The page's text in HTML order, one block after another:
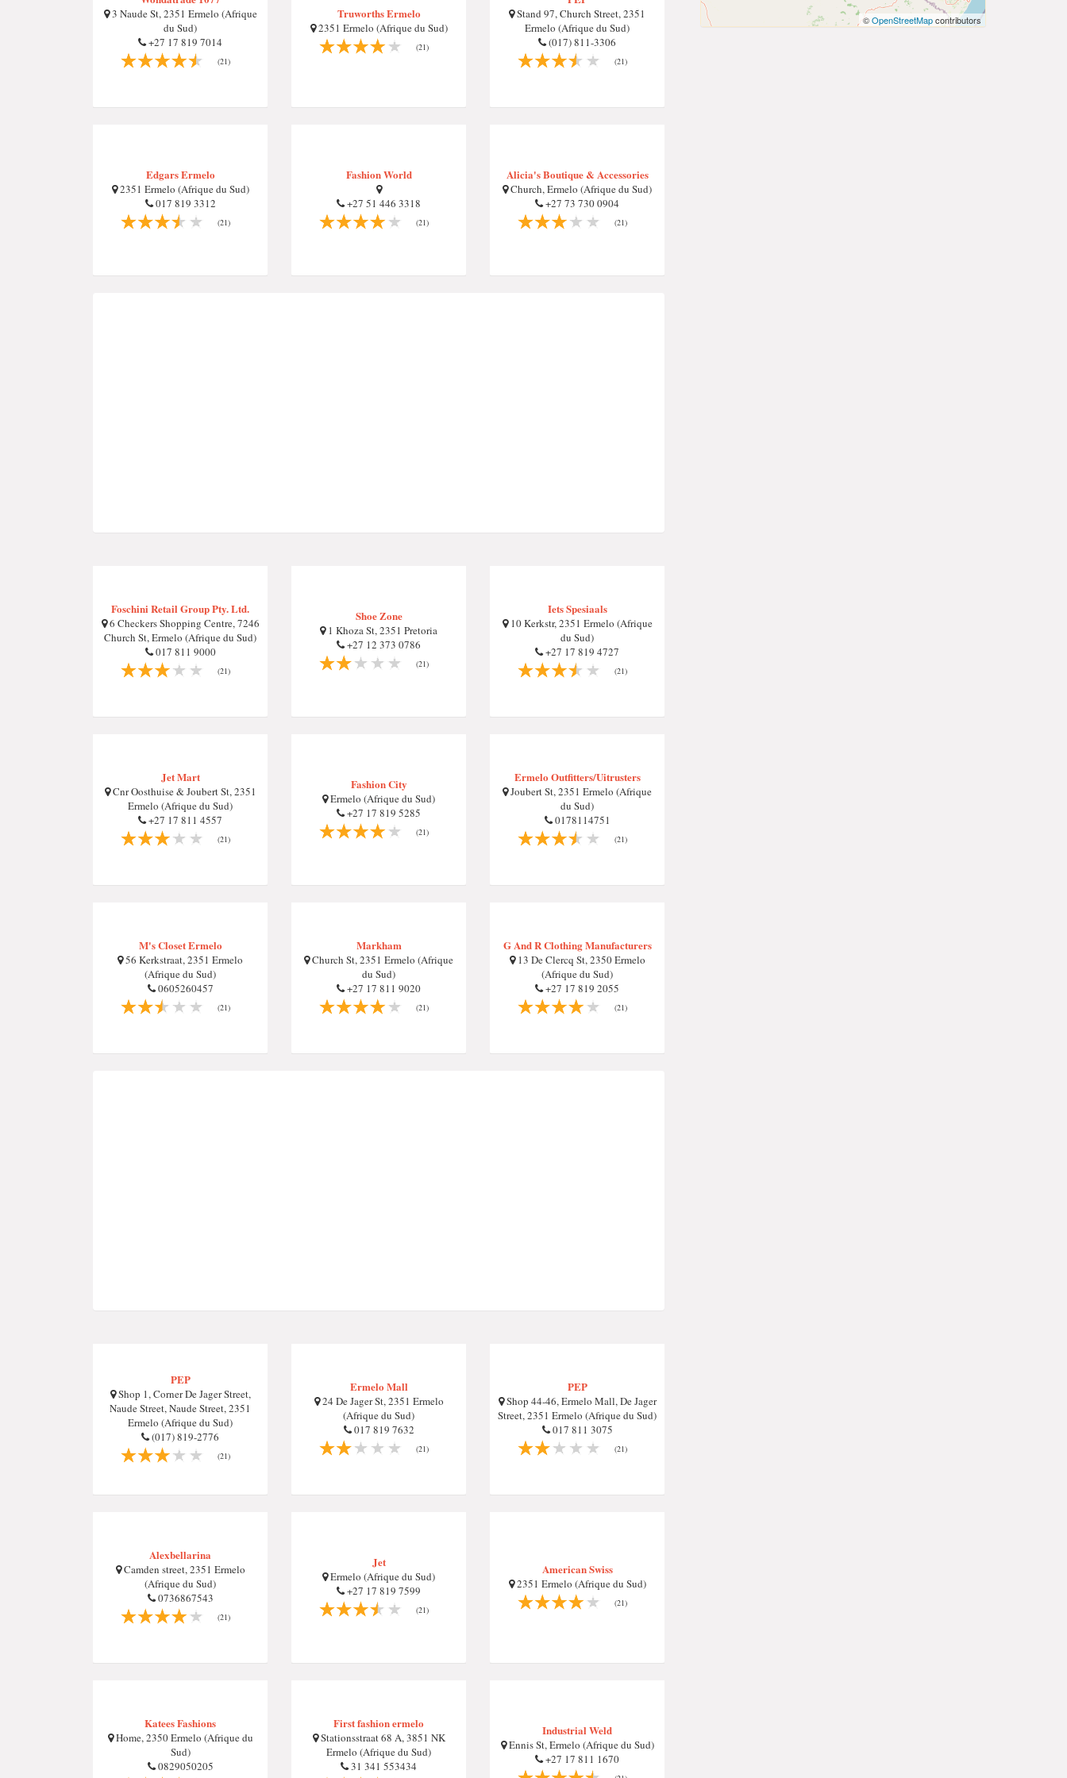
3 Naude St, 2351 Ermelo (Afrique
du Sud)
+27 17 819 7014
(21)
Truworths Ermelo
2351 Ermelo (Afrique du Sud)
(21)
Stand 97, Church Street, 2351
Ermelo (Afrique du Sud)
(017) 811-3306
(21)
Edgars Ermelo
2351 Ermelo (Afrique du Sud)
017 819 3312
(21)
Fashion World
+27 51 446 3318
(21)
Alicia's Boutique & Accessories
Church, Ermelo (Afrique du Sud)
+27 73 730 0904
(21)
Foschini Retail Group Pty. Ltd.
6 Checkers Shopping Centre, 7246
Church St, Ermelo (Afrique du Sud)
017 811 9000
(21)
Shoe Zone
1 Khoza St, 2351 Pretoria
+27 12 373 0786
(21)
Iets Spesiaals
10 Kerkstr, 2351 Ermelo (Afrique
du Sud)
+27 17 819 4727
(21)
Jet Mart
Cnr Oosthuise & Joubert St, 2351
Ermelo (Afrique du Sud)
+27 17 811 4557
(21)
Fashion City
Ermelo (Afrique du Sud)
+27 17 819 5285
(21)
Ermelo Outfitters/Uitrusters
Joubert St, 2351 Ermelo (Afrique
du Sud)
0178114751
(21)
M's Closet Ermelo
56 Kerkstraat, 2351 Ermelo
(Afrique du Sud)
0605260457
(21)
Markham
Church St, 2351 Ermelo (Afrique
du Sud)
+27 17 811 9020
(21)
G And R Clothing Manufacturers
13 De Clercq St, 2350 Ermelo
(Afrique du Sud)
+27 17 819 2055
(21)
PEP
Shop 1, Corner De Jager Street,
Naude Street, Naude Street, 2351
Ermelo (Afrique du Sud)
(017) 819-2776
(21)
Ermelo Mall
24 De Jager St, 2351 Ermelo
(Afrique du Sud)
017 819 7632
(21)
PEP
Shop 44-46, Ermelo Mall, De Jager
Street, 2351 Ermelo (Afrique du Sud)
017 811 3075
(21)
Alexbellarina
Camden street, 2351 Ermelo
(Afrique du Sud)
0736867543
(21)
Jet
Ermelo (Afrique du Sud)
+27 17 819 7599
(21)
American Swiss
2351 Ermelo (Afrique du Sud)
(21)
Katees Fashions
Home, 2350 Ermelo (Afrique du
Sud)
0829050205
First fashion ermelo
Stationsstraat 68 A, 3851 NK
Ermelo (Afrique du Sud)
31 341 553434
Industrial Weld
Ennis St, Ermelo (Afrique du Sud)
+27 17 811 1670
©OpenStreetMapcontributors